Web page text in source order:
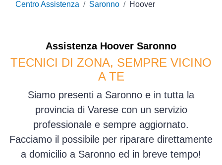
Centro Assistenza Saronno Hoover
Assistenza Hoover Saronno
TECNICI DI ZONA, SEMPRE VICINO
A TE
Siamo presenti a Saronno e in tutta la
provincia di Varese con un servizio
professionale e sempre aggiornato.
Facciamo il possibile per riparare direttamente
a domicilio a Saronno ed in breve tempo!